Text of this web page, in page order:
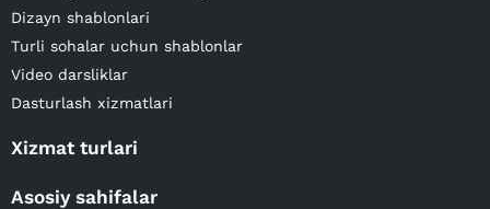
Dizayn shablonlari
Turli sohalar uchun shablonlar
Video darsliklar
Dasturlash xizmatlari
Xizmat turlari
Asosiy sahifalar